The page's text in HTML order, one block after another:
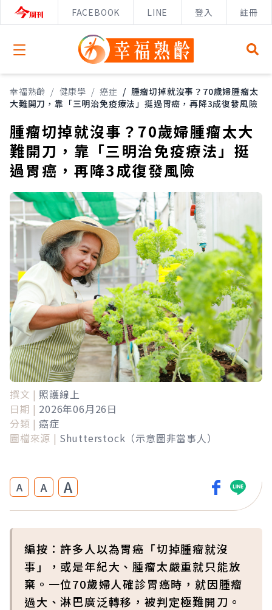
FACEBOOK LINE 登入 註冊
Open menu
幸福熟齡 / 健康學 / 癌症 / 腫瘤切掉就沒事？70歲婦腫瘤太
大難開刀，靠「三明治免疫療法」挺過胃癌，再降3成復發風險
腫瘤切掉就沒事？70歲婦腫瘤太大
難開刀，靠「三明治免疫療法」挺
過胃癌，再降3成復發風險
撰文 | 照護線上
日期 | 2026年06月26日
分類 | 癌症
圖檔來源 | Shutterstock（示意圖非當事人）
A A A
編按：許多人以為胃癌「切掉腫瘤就沒
事」，或是年紀大、腫瘤太嚴重就只能放
棄。一位70歲婦人確診胃癌時，就因腫瘤
過大、淋巴廣泛轉移，被判定極難開刀。